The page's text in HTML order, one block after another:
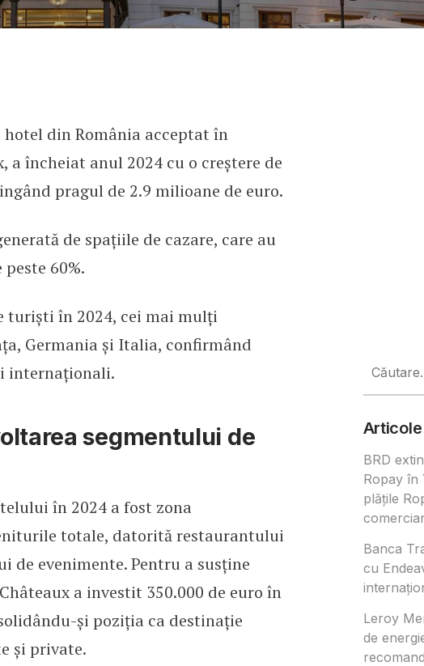
a încheiat 2024 cu venituri de
din România acceptat în
a încheiat anul 2024 cu o creștere de
pragul de 2.9 milioane de euro.
de spațiile de cazare, care au
60%.
turiști în 2024, cei mai mulți
Germania și Italia, confirmând
internaționali.
segmentului de
în 2024 a fost zona
totale, datorită restaurantului
de evenimente. Pentru a susține
a investit 350.000 de euro în
și poziția ca destinație
și private.
după:
BRD
Ropay în
plățile
Banca
cu
Leroy
de